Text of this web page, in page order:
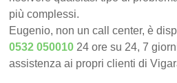
più complessi.
Eugenio, non un call center, è
0532 050010 24 ore su 24, 7
assistenza ai propri clienti di